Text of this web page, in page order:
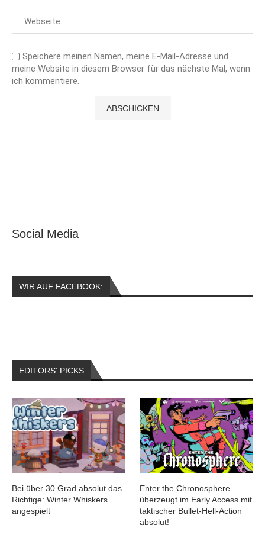
Speichere meinen Namen, meine E-Mail-Adresse und
meine Website in diesem Browser für das nächste Mal, wenn
ich kommentiere.
Social Media
WIR AUF FACEBOOK:
EDITORS‘ PICKS
Bei über 30 Grad absolut das
Richtige: Winter Whiskers
angespielt
Enter the Chronosphere
überzeugt im Early Access mit
taktischer Bullet-Hell-Action
absolut!